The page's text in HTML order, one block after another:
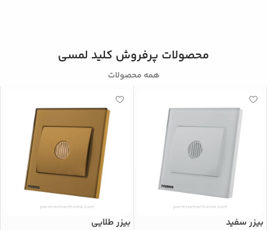
محصولات پرفروش کلید لمسی
همه محصولات
بیزر سفید
بیزر طلایی